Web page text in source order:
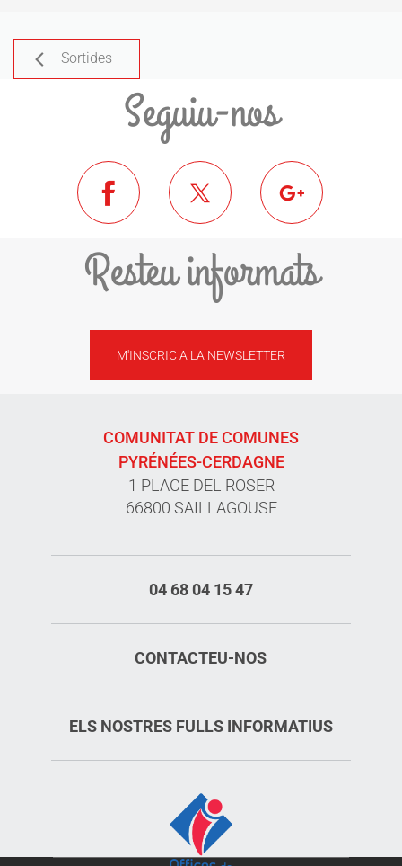
Sortides
Seguiu-nos
Resteu informats
M'INSCRIC A LA NEWSLETTER
COMUNITAT DE COMUNES
PYRÉNÉES-CERDAGNE
1 PLACE DEL ROSER
66800 SAILLAGOUSE
04 68 04 15 47
CONTACTEU-NOS
ELS NOSTRES FULLS INFORMATIUS